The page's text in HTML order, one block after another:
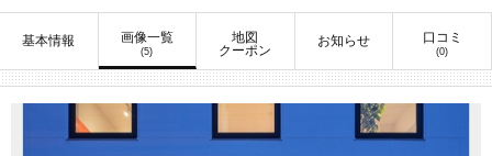
基本情報 画像一覧
(5)
地図
クーポン
お知らせ 口コミ
(0)